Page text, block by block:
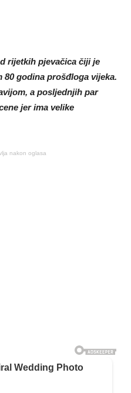
rijetkih pjevačica čiji je
godina prošđloga vijeka.
a posljednjih par
jer ima velike
nakon oglasa